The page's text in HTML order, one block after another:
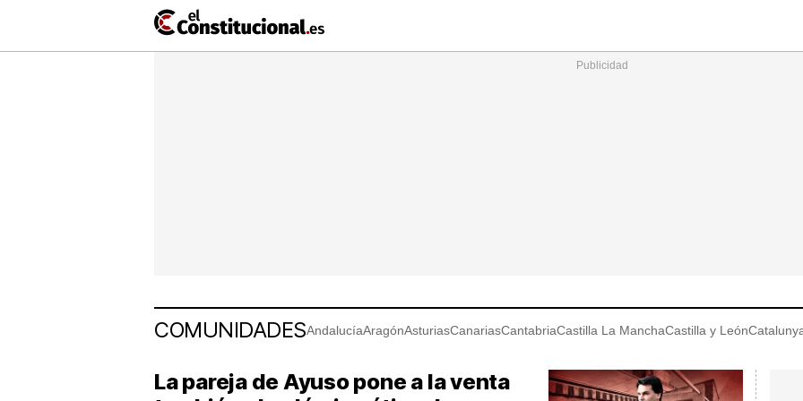
Nacional
COMUNIDADESAndalucíaAragónAsturiasCanariasCantabriaCastilla La ManchaCastilla y León
La pareja de Ayuso pone a la venta